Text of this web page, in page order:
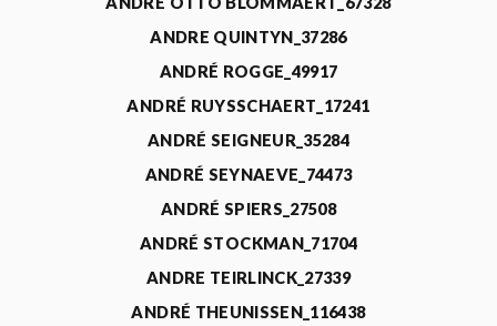
ANDRE QUINTYN_37286
ANDRÉ ROGGE_49917
ANDRÉ RUYSSCHAERT_17241
ANDRÉ SEIGNEUR_35284
ANDRÉ SEYNAEVE_74473
ANDRÉ SPIERS_27508
ANDRÉ STOCKMAN_71704
ANDRE TEIRLINCK_27339
ANDRÉ THEUNISSEN_116438